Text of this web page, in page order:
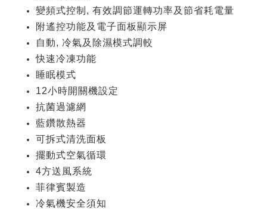
變頻式控制, 有效調節運轉功率及節省耗電量
附遙控功能及電子面板顯示屏
自動, 冷氣及除濕模式調較
快速冷凍功能
睡眠模式
12小時開關機設定
抗菌過濾網
藍鑽散熱器
可拆式清洗面板
擺動式空氣循環
4方送風系統
菲律賓製造
冷氣機安全須知